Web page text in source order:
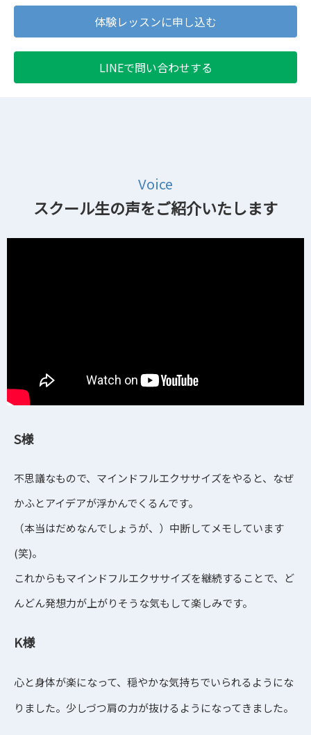
体験レッスンに申し込む
LINEで問い合わせする
Voice
スクール生の声をご紹介いたします
S様
不思議なもので、マインドフルエクササイズをやると、なぜ
かふとアイデアが浮かんでくるんです。
（本当はだめなんでしょうが、）中断してメモしています
(笑)。
これからもマインドフルエクササイズを継続することで、ど
んどん発想力が上がりそうな気もして楽しみです。
K様
心と身体が楽になって、穏やかな気持ちでいられるようにな
りました。少しづつ肩の力が抜けるようになってきました。